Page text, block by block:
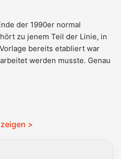
der 1990er normal
zu jenem Teil der Linie, in
bereits etabliert war
werden musste. Genau
>